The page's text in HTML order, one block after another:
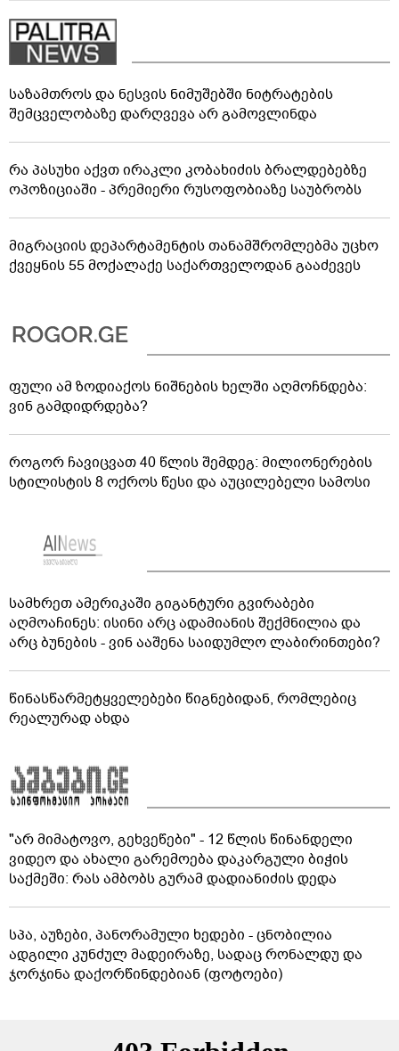
საზამთროს და ნესვის ნიმუშებში ნიტრატების
შემცველობაზე დარღვევა არ გამოვლინდა
რა პასუხი აქვთ ირაკლი კობახიძის ბრალდებებზე
ოპოზიციაში - პრემიერი რუსოფობიაზე საუბრობს
მიგრაციის დეპარტამენტის თანამშრომლებმა უცხო
ქვეყნის 55 მოქალაქე საქართველოდან გააძევეს
ფული ამ ზოდიაქოს ნიშნების ხელში აღმოჩნდება:
ვინ გამდიდრდება?
როგორ ჩავიცვათ 40 წლის შემდეგ: მილიონერების
სტილისტის 8 ოქროს წესი და აუცილებელი სამოსი
სამხრეთ ამერიკაში გიგანტური გვირაბები
აღმოაჩინეს: ისინი არც ადამიანის შექმნილია და
არც ბუნების - ვინ ააშენა საიდუმლო ლაბირინთები?
წინასწარმეტყველებები წიგნებიდან, რომლებიც
რეალურად ახდა
"არ მიმატოვო, გეხვეწები" - 12 წლის წინანდელი
ვიდეო და ახალი გარემოება დაკარგული ბიჭის
საქმეში: რას ამბობს გურამ დადიანიძის დედა
სპა, აუზები, პანორამული ხედები - ცნობილია
ადგილი კუნძულ მადეირაზე, სადაც რონალდუ და
ჯორჯინა დაქორწინდებიან (ფოტოები)